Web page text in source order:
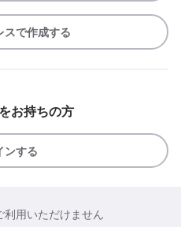
スで作成する
お持ちの方
ンする
用いただけません